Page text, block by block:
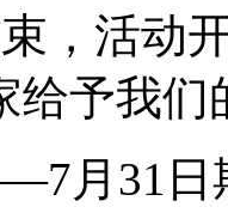
，活动
给予我们
31日期